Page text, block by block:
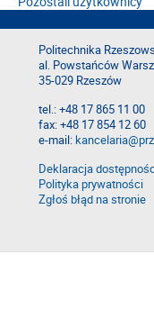
Politechnika
al. Powstańców
35-029 Rzeszów
tel.: +48 17 865 11 00
fax: +48 17 854 12 60
e-mail:
Deklaracja
Polityka prywatności
Zgłoś błąd na stronie